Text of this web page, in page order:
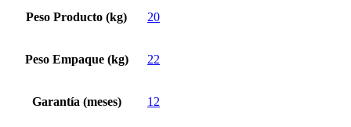
Peso Producto (kg) 20
Peso Empaque (kg) 22
Garantía (meses) 12